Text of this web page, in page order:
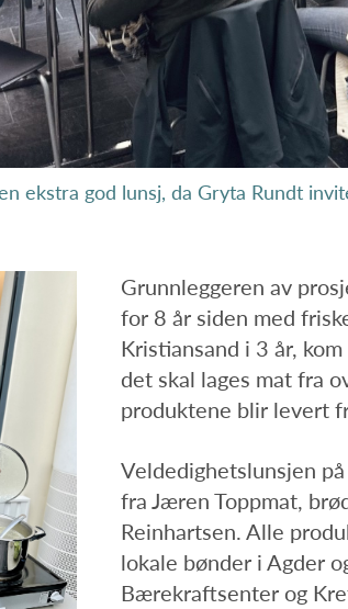
ekstra god lunsj, da Gryta Rundt
Grunnleggeren av
for 8 år siden med
Kristiansand i 3 år,
det skal lages mat fra
produktene blir levert
Veldedighetslunsjen
fra Jæren Toppmat,
Reinhartsen. Alle
lokale bønder i Agder
Bærekraftsenter og